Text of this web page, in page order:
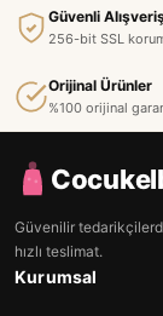
Güvenli
256-bit SSL
Orijinal Ürünler
%100 orijinal
Güvenilir
hızlı teslimat.
Kurumsal